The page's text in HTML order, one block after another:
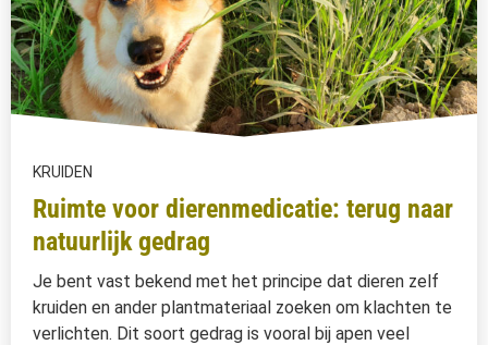
KRUIDEN
Ruimte voor dierenmedicatie: terug naar
natuurlijk gedrag
Je bent vast bekend met het principe dat dieren zelf
kruiden en ander plantmateriaal zoeken om klachten te
verlichten. Dit soort gedrag is vooral bij apen veel